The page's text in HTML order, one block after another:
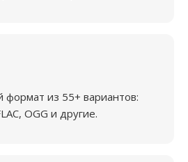
формат из 55+ вариантов:
OGG и другие.